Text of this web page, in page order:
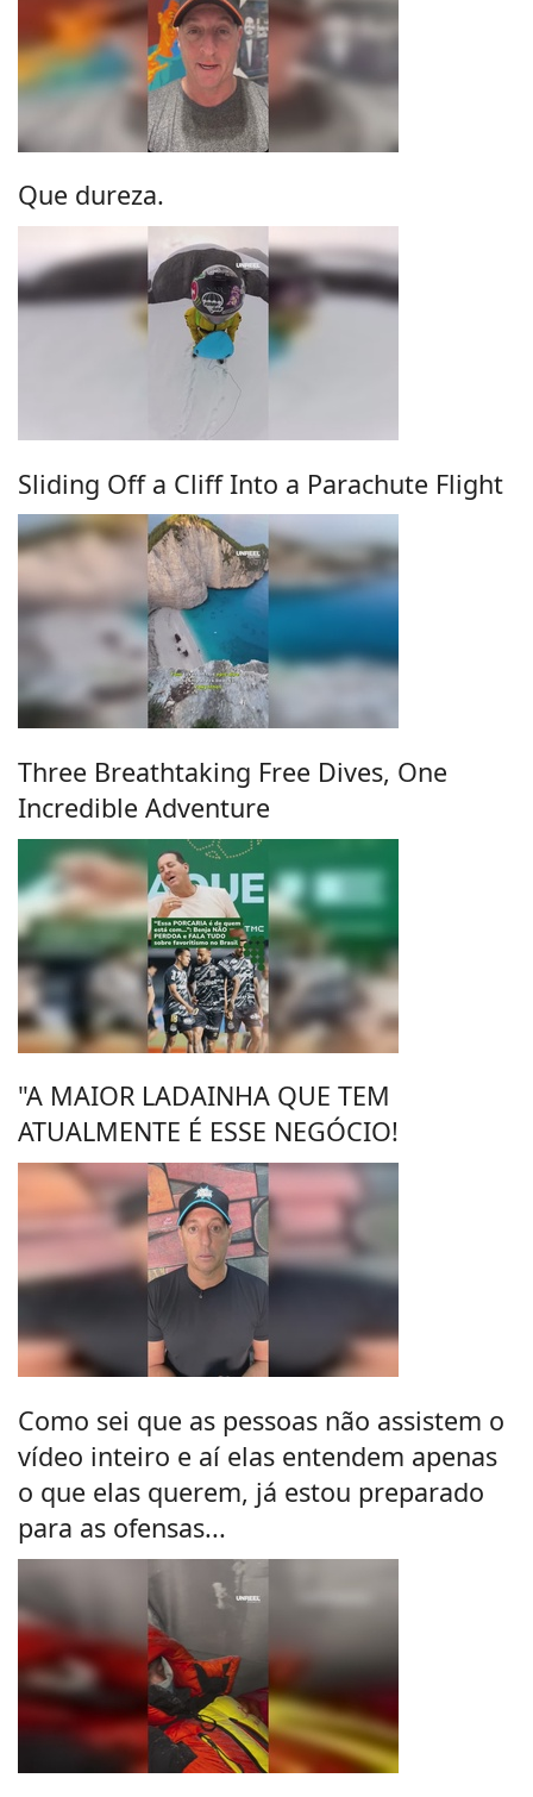
Que dureza.
Sliding Off a Cliff Into a Parachute Flight
Three Breathtaking Free Dives, One
Incredible Adventure
"A MAIOR LADAINHA QUE TEM
ATUALMENTE É ESSE NEGÓCIO!
Como sei que as pessoas não assistem o
vídeo inteiro e aí elas entendem apenas
o que elas querem, já estou preparado
para as ofensas...